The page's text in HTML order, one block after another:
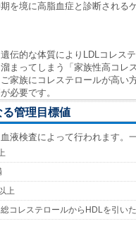
を境に高脂血症と診断される
伝的な体質によりLDLコレス
まってしまう「家族性高コレ
家族にコレステロールが高い
必要です。
管理目標値
液検査によって行われます。
上
コレステロールからHDLを引い